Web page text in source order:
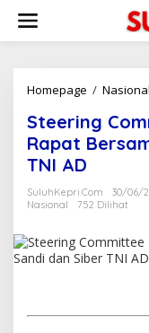
w
Homepage / Nasional
Steering
Rapat
TNI AD
SuluhKepri.com
30/06/
Nasional
752 Dilihat